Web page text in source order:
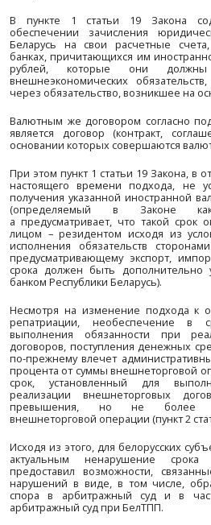
Новая редакция
валютном
дополнительные
9 июля 2021 г. вступил в силу
регулирования и
редакцию Закона
регулировании и валютном
В статье 19 Закона
юридическими лицами –
экспортом и импортом, то
Иными словами, в ней
внешнеэкономических
субъектов, в частности
контроля.
В пункте 1 статьи 19
обеспечении зачисления
Беларусь на свои
банках, причитающихся им
рублей, которые они
внешнеэкономических
через обязательство,
Валютным же договором
является договор
основании которых
При этом пункт 1 статьи 19